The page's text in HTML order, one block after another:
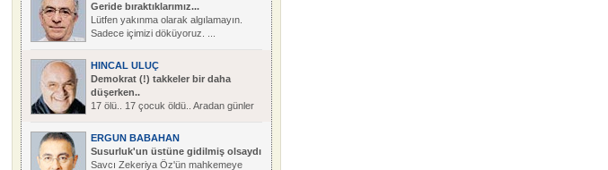
Geride bıraktıklarımız...
Lütfen yakınma olarak algılamayın.
Sadece içimizi döküyoruz. ...
HINCAL ULUÇ
Demokrat (!) takkeler bir daha
düşerken..
17 ölü.. 17 çocuk öldü.. Aradan günler
ERGUN BABAHAN
Susurluk'un üstüne gidilmiş olsaydı
Savcı Zekeriya Öz'ün mahkemeye